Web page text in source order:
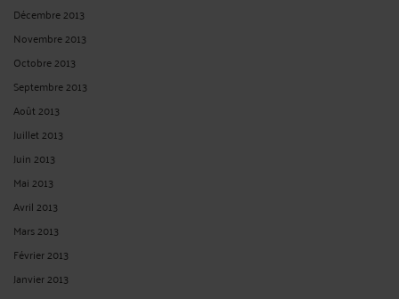
Décembre 2013
Novembre 2013
Octobre 2013
Septembre 2013
Août 2013
Juillet 2013
Juin 2013
Mai 2013
Avril 2013
Mars 2013
Février 2013
Janvier 2013